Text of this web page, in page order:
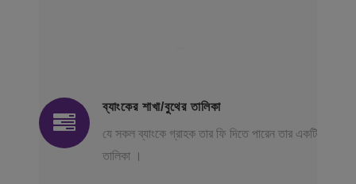
ব্যাংকের শাখা/বুথের তালিকা
যে সকল ব্যাংকে গ্রাহক তার ফি দিতে পারেন তার একটি
তালিকা ।